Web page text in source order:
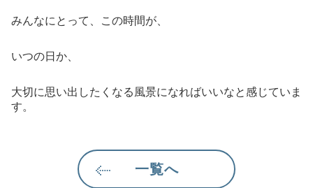
みんなにとって、この時間が、
いつの日か、
大切に思い出したくなる風景になればいいなと感じていま
す。
一覧へ